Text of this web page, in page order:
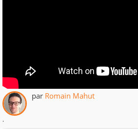
par Romain Mahut
.